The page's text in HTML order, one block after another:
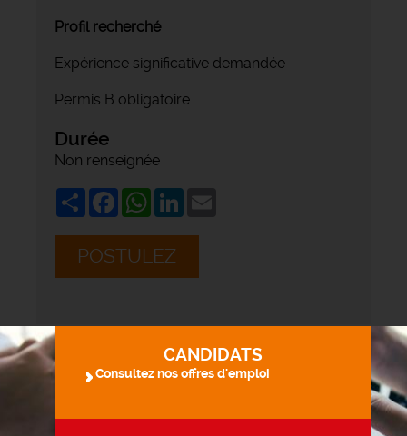
Profil recherché
Expérience significative demandée
Permis B obligatoire
Durée
Non renseignée
ShareFacebookWhatsApp
LinkedIn
POSTULEZ
CANDIDATS
Consultez nos offres d'emploi